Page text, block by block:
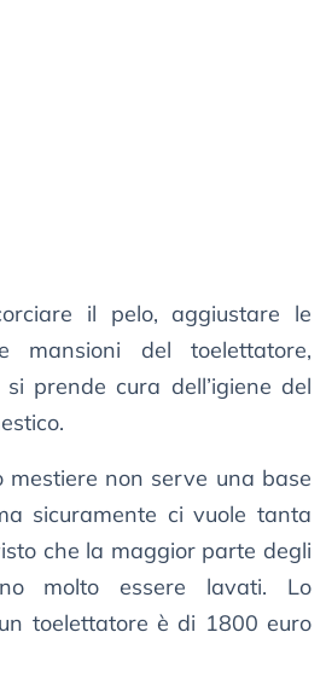
il pelo, aggiustare le
mansioni del toelettatore,
prende cura dell’igiene del
mestiere non serve una base
sicuramente ci vuole tanta
che la maggior parte degli
molto essere lavati. Lo
toelettatore è di 1800 euro